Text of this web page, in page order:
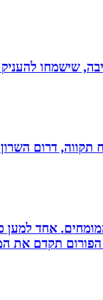
שישמחו להעניק
דרום
המומחים. אחד
תקדם את